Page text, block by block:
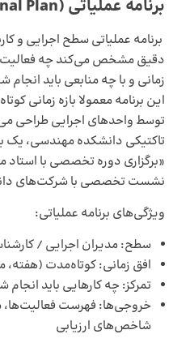
برنامه عملیاتی (Plan
برنامه عملیاتی سطح اجرایی و
دقیق مشخص می‌کند چه
زمانی و با چه منابعی باید انجام
این برنامه معمولا بازه زمانی
توسط واحدهای اجرایی طراحی
تاکتیکی دانشکده مهندسی، یک
«برگزاری دوره تخصصی با استاد
نشست تخصصی با شرکت‌های
ویژگی‌های برنامه عملیاتی:
سطح: مدیران اجرایی /
افق زمانی: کوتاه‌مدت (هفته،
تمرکز: چه کارهایی باید انجام
خروجی‌ها: فهرست فعالیت‌ها،
شاخص‌های ارزیابی